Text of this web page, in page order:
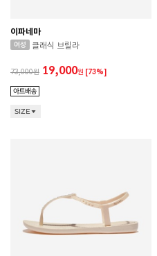
이파네마
클래식 브릴라
73,000 19,000원 [73%]
SIZE